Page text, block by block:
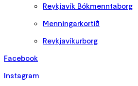
Reykjavík Bókmenntaborg
Menningarkortið
Reykjavíkurborg
Facebook
Instagram